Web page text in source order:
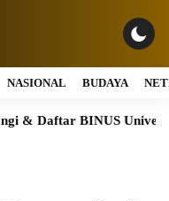
NASIONAL BUDAYA
BINUS University,